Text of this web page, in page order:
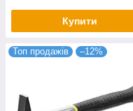
Купити
Топ продажів –12%